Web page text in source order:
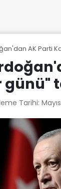
AK Parti
günü"
Tarihi: